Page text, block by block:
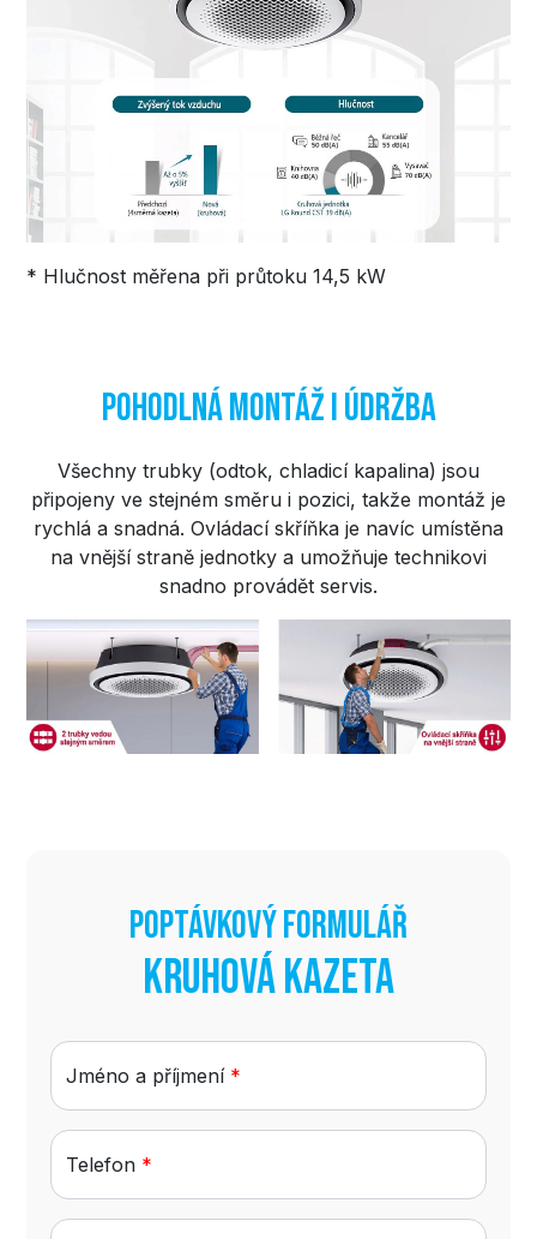
* Hlučnost měřena při průtoku 14,5 kW
Pohodlná montáž i údržba
Všechny trubky (odtok, chladicí kapalina) jsou
připojeny ve stejném směru i pozici, takže montáž je
rychlá a snadná. Ovládací skříňka je navíc umístěna
na vnější straně jednotky a umožňuje technikovi
snadno provádět servis.
Poptávkový formulář
Kruhová kazeta
Jméno a příjmení *
Telefon *